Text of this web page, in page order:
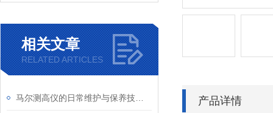
相关文章
RELATED ARTICLES
产品详情